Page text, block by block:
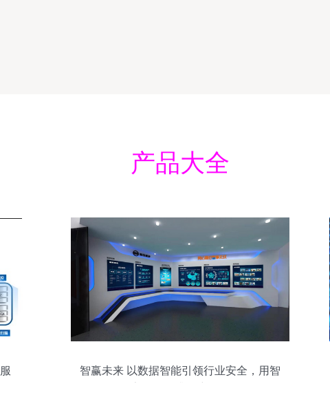
产品大全
智赢未来 以数据智能引领行业安全，用智